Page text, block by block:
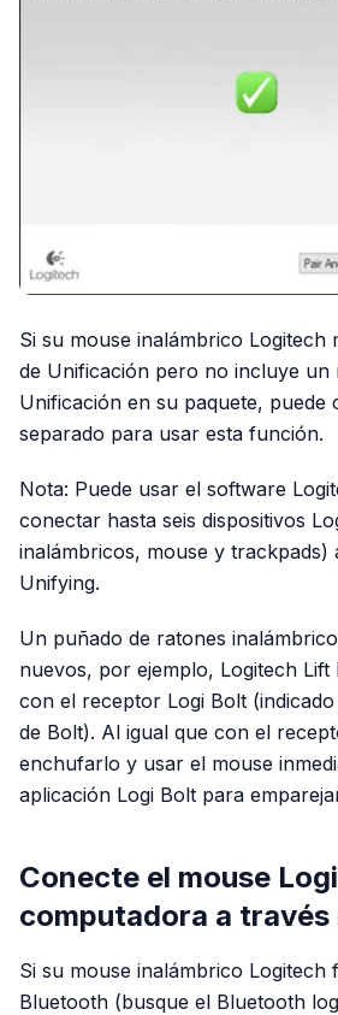
Si su mouse inalámbrico Logitech
de Unificación pero no incluye un
Unificación en su paquete,
separado para usar esta función.
Nota: Puede usar el software
conectar hasta seis dispositivos
inalámbricos, mouse y trackpads)
Unifying.
Un puñado de ratones
nuevos, por ejemplo, Logitech Lift
con el receptor Logi Bolt
de Bolt). Al igual que con el
enchufarlo y usar el mouse
aplicación Logi Bolt para
Conecte el mouse
computadora a
Si su mouse inalámbrico Logitech
Bluetooth (busque el Bluetooth